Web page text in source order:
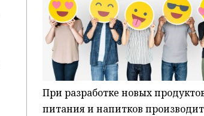
При разработке новых
питания и напитков